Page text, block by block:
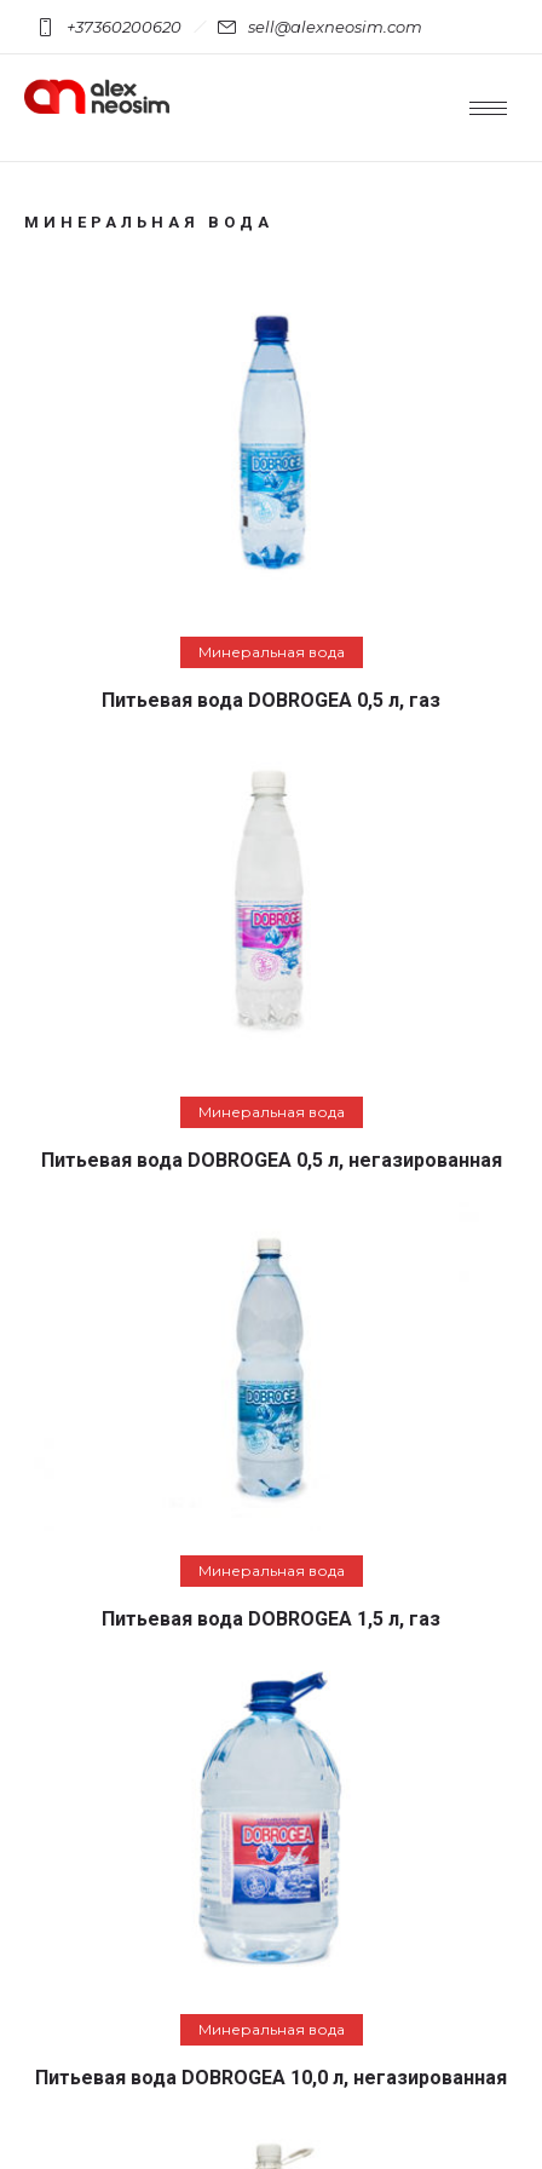
+37360200620 sell@alexneosim.com
МИНЕРАЛЬНАЯ ВОДА
Подробнее
Минеральная вода
Питьевая вода DOBROGEA 0,5 л, газ
Подробнее
Минеральная вода
Питьевая вода DOBROGEA 0,5 л, негазированная
Подробнее
Минеральная вода
Питьевая вода DOBROGEA 1,5 л, газ
Подробнее
Минеральная вода
Питьевая вода DOBROGEA 10,0 л, негазированная